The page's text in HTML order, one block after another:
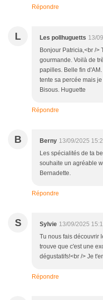
Répondre
L Les pollhuguetts 13/
Bonjour Patricia,<br />
gourmande. Voilà de
papilles. Belle fin
tente sa percée mais
Bisous. Huguette
Répondre
B Berny 13/09/2025
Les spécialités de ta
souhaite un agréable
Bernadette.
Répondre
S Sylvie 13/09/2025
Tu nous fais découvrir
trouve que c'est une
dégustatifs!<br /> Je
Répondre